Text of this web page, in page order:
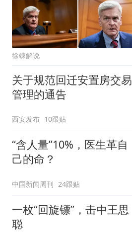
徐竦解说
关于规范回迁安置房交易
管理的通告
西安发布 10跟贴
“含人量”10%，医生革自
己的命？
中国新闻周刊 24跟贴
一枚“回旋镖”，击中王思
聪